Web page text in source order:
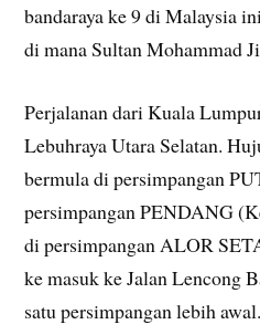
bandaraya ke 9 di Malaysia
di mana Sultan Mohammad
Perjalanan dari Kuala
Lebuhraya Utara Selatan.
bermula di persimpangan
persimpangan PENDANG
di persimpangan ALOR
ke masuk ke Jalan Lencong
satu persimpangan lebih